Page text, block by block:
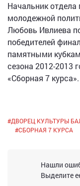
Начальник отдела
молодежной
Любовь Ивлиева
победителей
памятными
сезона 2012-2013
«Сборная 7 курса».
#ДВОРЕЦ КУЛЬТУРЫ
#СБОРНАЯ 7 КУРСА
Нашли
Выделите